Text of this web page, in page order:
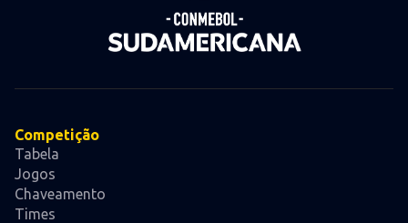
Competição
Tabela
Jogos
Chaveamento
Times